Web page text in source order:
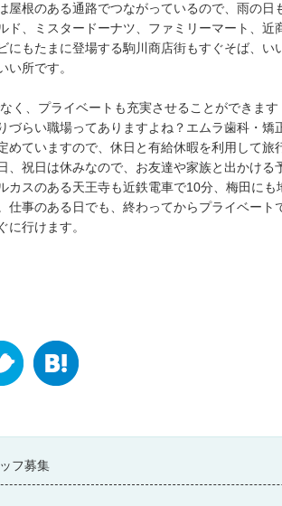
屋根のある通路でつながっているので、雨の
ド、ミスタードーナツ、ファミリーマート、
にもたまに登場する駒川商店街もすぐそば、
い所です。
く、プライベートも充実させることができます
づらい職場ってありますよね？エムラ歯科・
めていますので、休日と有給休暇を利用して
、祝日は休みなので、お友達や家族と出かけ
カスのある天王寺も近鉄電車で10分、梅田に
仕事のある日でも、終わってからプライベー
に行けます。
フ募集